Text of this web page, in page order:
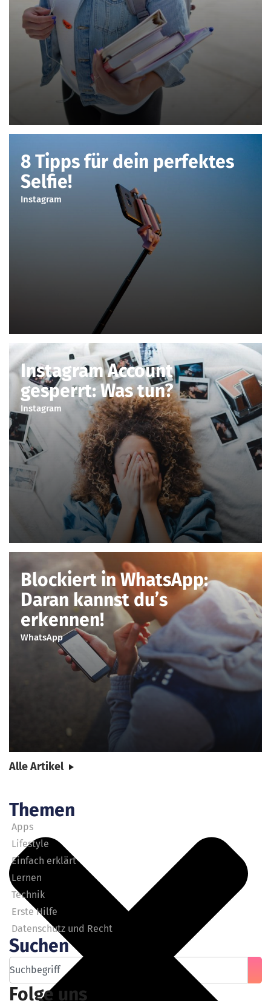
8 Tipps für dein perfektes
Selfie!
Instagram
Instagram Account
gesperrt: Was tun?
Instagram
Blockiert in WhatsApp:
Daran kannst du’s
erkennen!
WhatsApp
Alle Artikel
Themen
Apps
Lifestyle
Einfach erklärt
Lernen
Technik
Erste Hilfe
Datenschutz und Recht
Suchen
Folge uns